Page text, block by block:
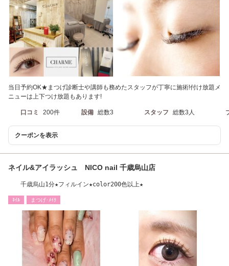
当日予約OK★まつげ診断士や講師も務めたスタッフが丁寧に施術!付け放題メ
ニューは上下つけ放題もあります!
口コミ 200件 設備 総数3 スタッフ 総数3人
クーポンを表示
ネイル&アイラッシュ NICO nail 千歳烏山店
千歳烏山1分★フィルイン★color200色以上★
ﾈｲﾙ まつげ･ﾒｲｸ